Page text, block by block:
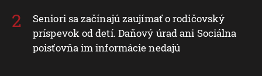
Seniori sa začínajú zaujímať o rodičovský
príspevok od detí. Daňový úrad ani Sociálna
poisťovňa im informácie nedajú